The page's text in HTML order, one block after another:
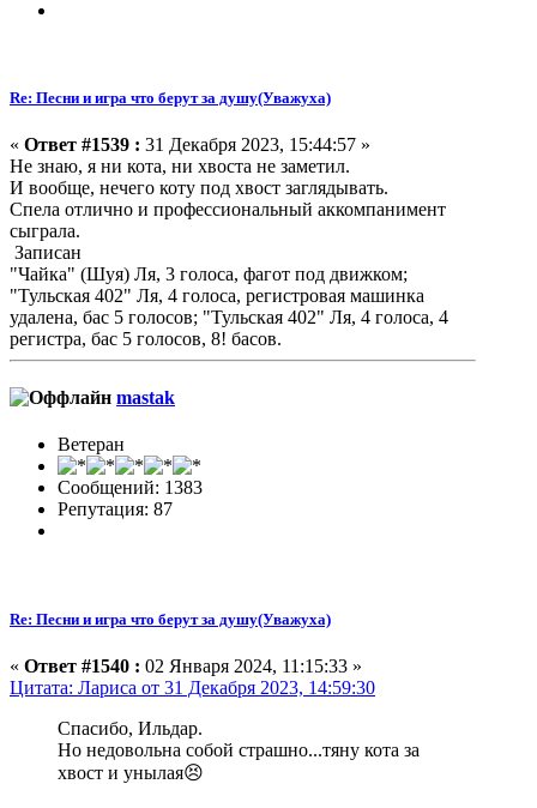
Re: Песни и игра что берут за душу(Уважуха)
« Ответ #1539 : 31 Декабря 2023, 15:44:57 »
Не знаю, я ни кота, ни хвоста не заметил.
И вообще, нечего коту под хвост заглядывать.
Спела отлично и профессиональный аккомпанимент
сыграла.
Записан
"Чайка" (Шуя) Ля, 3 голоса, фагот под движком;
"Тульская 402" Ля, 4 голоса, регистровая машинка
удалена, бас 5 голосов; "Тульская 402" Ля, 4 голоса, 4
регистра, бас 5 голосов, 8! басов.
mastak
Ветеран
Сообщений: 1383
Репутация: 87
Re: Песни и игра что берут за душу(Уважуха)
« Ответ #1540 : 02 Января 2024, 11:15:33 »
Цитата: Лариса от 31 Декабря 2023, 14:59:30
Спасибо, Ильдар.
Но недовольна собой страшно...тяну кота за
хвост и унылая😣